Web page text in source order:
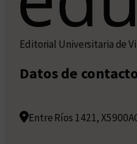
Editorial Universitaria de
Datos de
Entre Ríos 1421,